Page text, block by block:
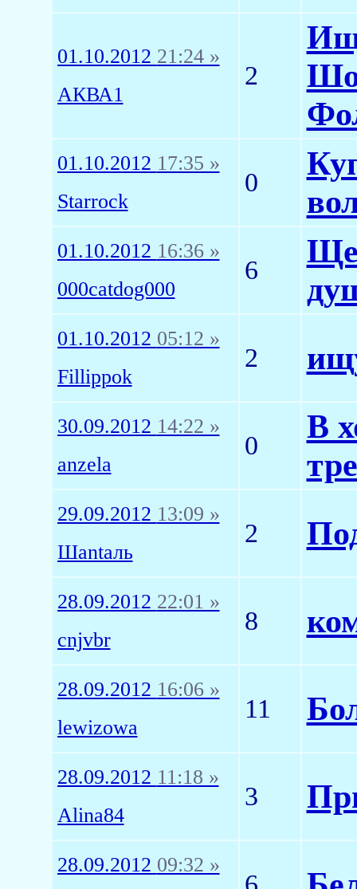
01.10.2012 21:24 »
АКВА1
2
01.10.2012 17:35 »
Starrock
0
01.10.2012 16:36 »
000catdog000
6
01.10.2012 05:12 »
Fillippok
2
30.09.2012 14:22 »
anzela
0
В
29.09.2012 13:09 »
Шаntаль
2
28.09.2012 22:01 »
cnjvbr
8
28.09.2012 16:06 »
lewizowa
11
28.09.2012 11:18 »
Alina84
3
28.09.2012 09:32 »